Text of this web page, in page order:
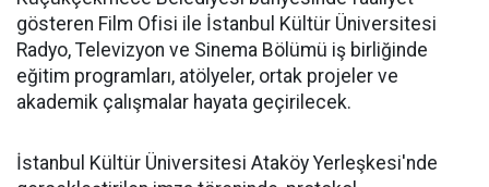
gösteren Film Ofisi ile İstanbul Kültür Üniversitesi
Radyo, Televizyon ve Sinema Bölümü iş birliğinde
eğitim programları, atölyeler, ortak projeler ve
akademik çalışmalar hayata geçirilecek.
İstanbul Kültür Üniversitesi Ataköy Yerleşkesi'nde